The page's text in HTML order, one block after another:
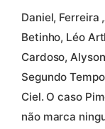
Daniel, Ferreira
Betinho, Léo
Cardoso,
Segundo
Ciel. O caso
não marca